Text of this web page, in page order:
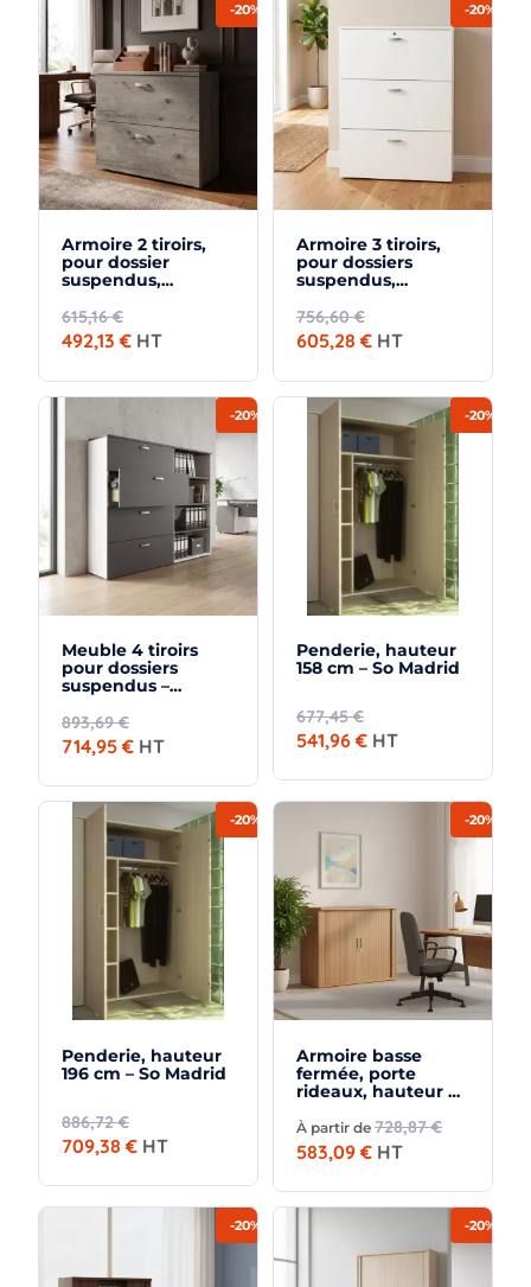
Demande de rappel ×
Armoire 2 tiroirs,
pour dossier
suspendus,
Madrid
615,16 €
492,13 € HT
-20%
Armoire 3 tiroirs,
pour dossiers
suspendus,
Madrid
756,60 €
605,28 € HT
-20%
Meuble 4 tiroirs
pour dossiers
suspendus –
Madrid
893,69 €
714,95 € HT
-20%
Penderie, hauteur
158 cm – So Madrid
677,45 €
541,96 € HT
-20%
Penderie, hauteur
196 cm – So Madrid
886,72 €
709,38 € HT
-20%
Armoire basse
fermée, porte
rideaux, hauteur 81
À partir de 728,87 €
583,09 € HT
-20%
-20% -20%